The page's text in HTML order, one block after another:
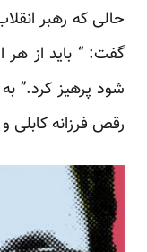
حالی که رهبر
گفت: “ باید از هر
شود پرهیز کرد.”
رقص فرزانه کابلی